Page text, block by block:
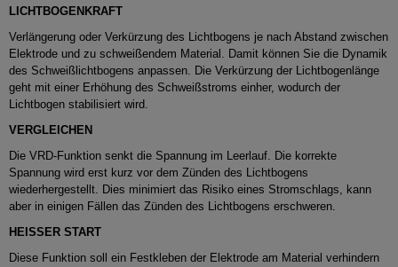
LICHTBOGENKRAFT
Verlängerung oder Verkürzung des Lichtbogens je nach Abstand zwischen
Elektrode und zu schweißendem Material. Damit können Sie die Dynamik
des Schweißlichtbogens anpassen. Die Verkürzung der Lichtbogenlänge
geht mit einer Erhöhung des Schweißstroms einher, wodurch der
Lichtbogen stabilisiert wird.
VERGLEICHEN
Die VRD-Funktion senkt die Spannung im Leerlauf. Die korrekte
Spannung wird erst kurz vor dem Zünden des Lichtbogens
wiederhergestellt. Dies minimiert das Risiko eines Stromschlags, kann
aber in einigen Fällen das Zünden des Lichtbogens erschweren.
HEISSER START
Diese Funktion soll ein Festkleben der Elektrode am Material verhindern